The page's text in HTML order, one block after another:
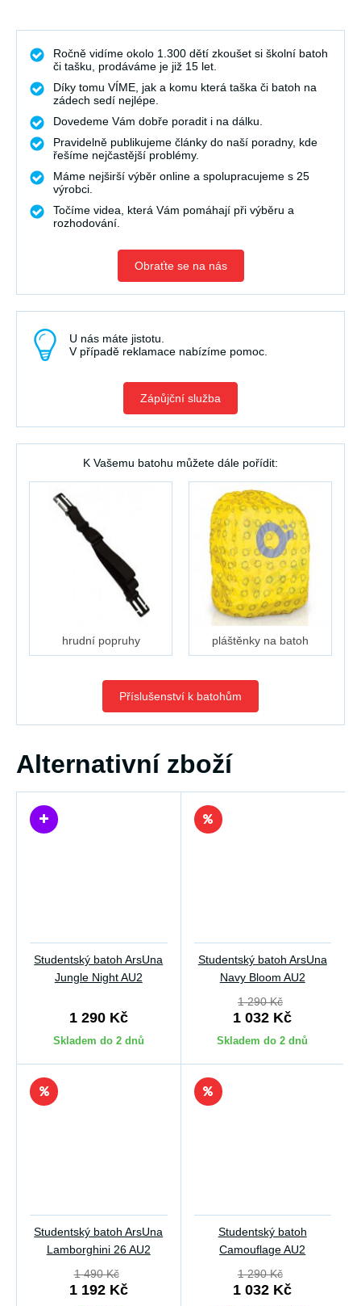
Ročně vidíme okolo 1.300 dětí zkoušet si školní batoh
či tašku, prodáváme je již 15 let.
Díky tomu VÍME, jak a komu která taška či batoh na
zádech sedí nejlépe.
Dovedeme Vám dobře poradit i na dálku.
Pravidelně publikujeme články do naší poradny, kde
řešíme nejčastější problémy.
Máme nejširší výběr online a spolupracujeme s 25
výrobci.
Točíme videa, která Vám pomáhají při výběru a
rozhodování.
Obraťte se na nás
U nás máte jistotu.
V případě reklamace nabízíme pomoc.
Zápůjční služba
K Vašemu batohu můžete dále pořídit:
hrudní popruhy pláštěnky na batoh
Příslušenství k batohům
Alternativní zboží
Studentský batoh ArsUna
Jungle Night AU2
1 290 Kč
Skladem do 2 dnů
Studentský batoh ArsUna
Navy Bloom AU2
1 290 Kč
1 032 Kč
Skladem do 2 dnů
Studentský batoh ArsUna
Lamborghini 26 AU2
1 490 Kč
1 192 Kč
Studentský batoh
Camouflage AU2
1 290 Kč
1 032 Kč